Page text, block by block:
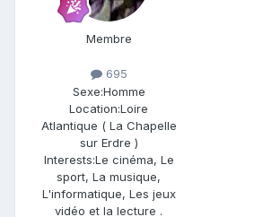
Membre
695
Sexe:Homme
Location:Loire
Atlantique ( La Chapelle
sur Erdre )
Interests:Le cinéma, Le
sport, La musique,
L'informatique, Les jeux
vidéo et la lecture .